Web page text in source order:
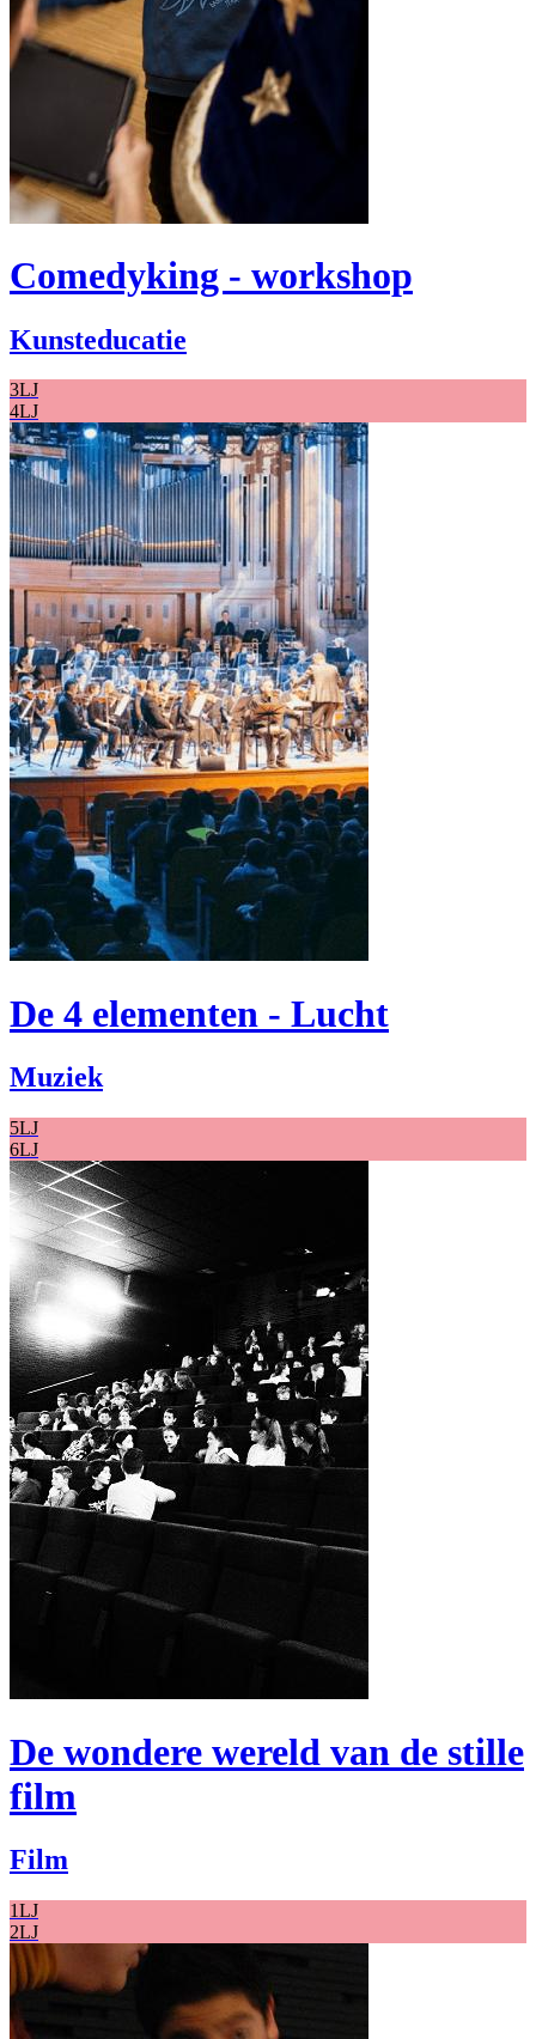
Comedyking - workshop
Kunsteducatie
3LJ
4LJ
De 4 elementen - Lucht
Muziek
5LJ
6LJ
De wondere wereld van de stille
film
Film
1LJ
2LJ